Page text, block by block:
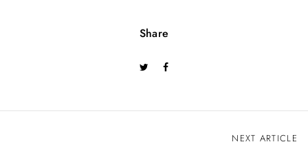
Share
NEXT ARTICLE